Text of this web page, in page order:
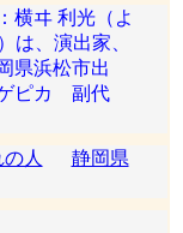
横ヰ 利光（よ
は、演出家、
県浜松市出
ピカ 副代
人
静岡県